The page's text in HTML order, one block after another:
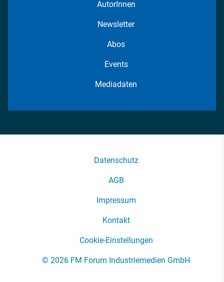
AutorInnen
Newsletter
Abos
Events
Mediadaten
Datenschutz
AGB
Impressum
Kontakt
Cookie-Einstellungen
© 2026 FM Forum Industriemedien GmbH